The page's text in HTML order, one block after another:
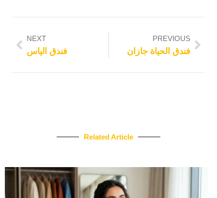
PREVIOUS
فندق الحياة جازان
NEXT
فندق الياس
Related Article